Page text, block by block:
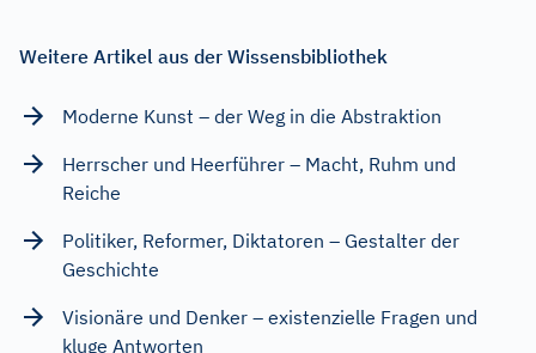
Weitere Artikel aus der Wissensbibliothek
Moderne Kunst – der Weg in die Abstraktion
Herrscher und Heerführer – Macht, Ruhm und
Reiche
Politiker, Reformer, Diktatoren – Gestalter der
Geschichte
Visionäre und Denker – existenzielle Fragen und
kluge Antworten